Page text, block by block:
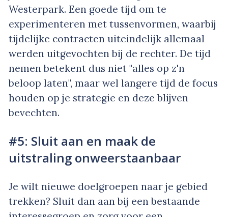
Westerpark. Een goede tijd om te
experimenteren met tussenvormen, waarbij
tijdelijke contracten uiteindelijk allemaal
werden uitgevochten bij de rechter. De tijd
nemen betekent dus niet "alles op z'n
beloop laten", maar wel langere tijd de focus
houden op je strategie en deze blijven
bevechten.
#5: Sluit aan en maak de
uitstraling onweerstaanbaar
Je wilt nieuwe doelgroepen naar je gebied
trekken? Sluit dan aan bij een bestaande